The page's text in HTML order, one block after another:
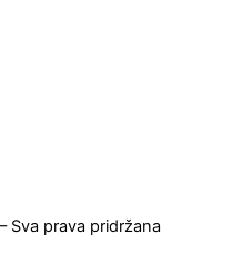
Sva prava pridržana